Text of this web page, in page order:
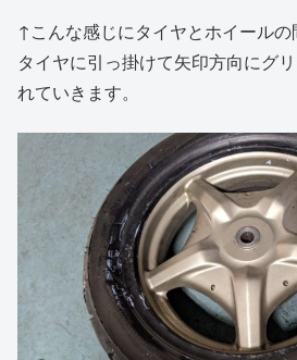
↑こんな感じにタイヤとホイール
タイヤに引っ掛けて矢印方向にグ
れていきます。